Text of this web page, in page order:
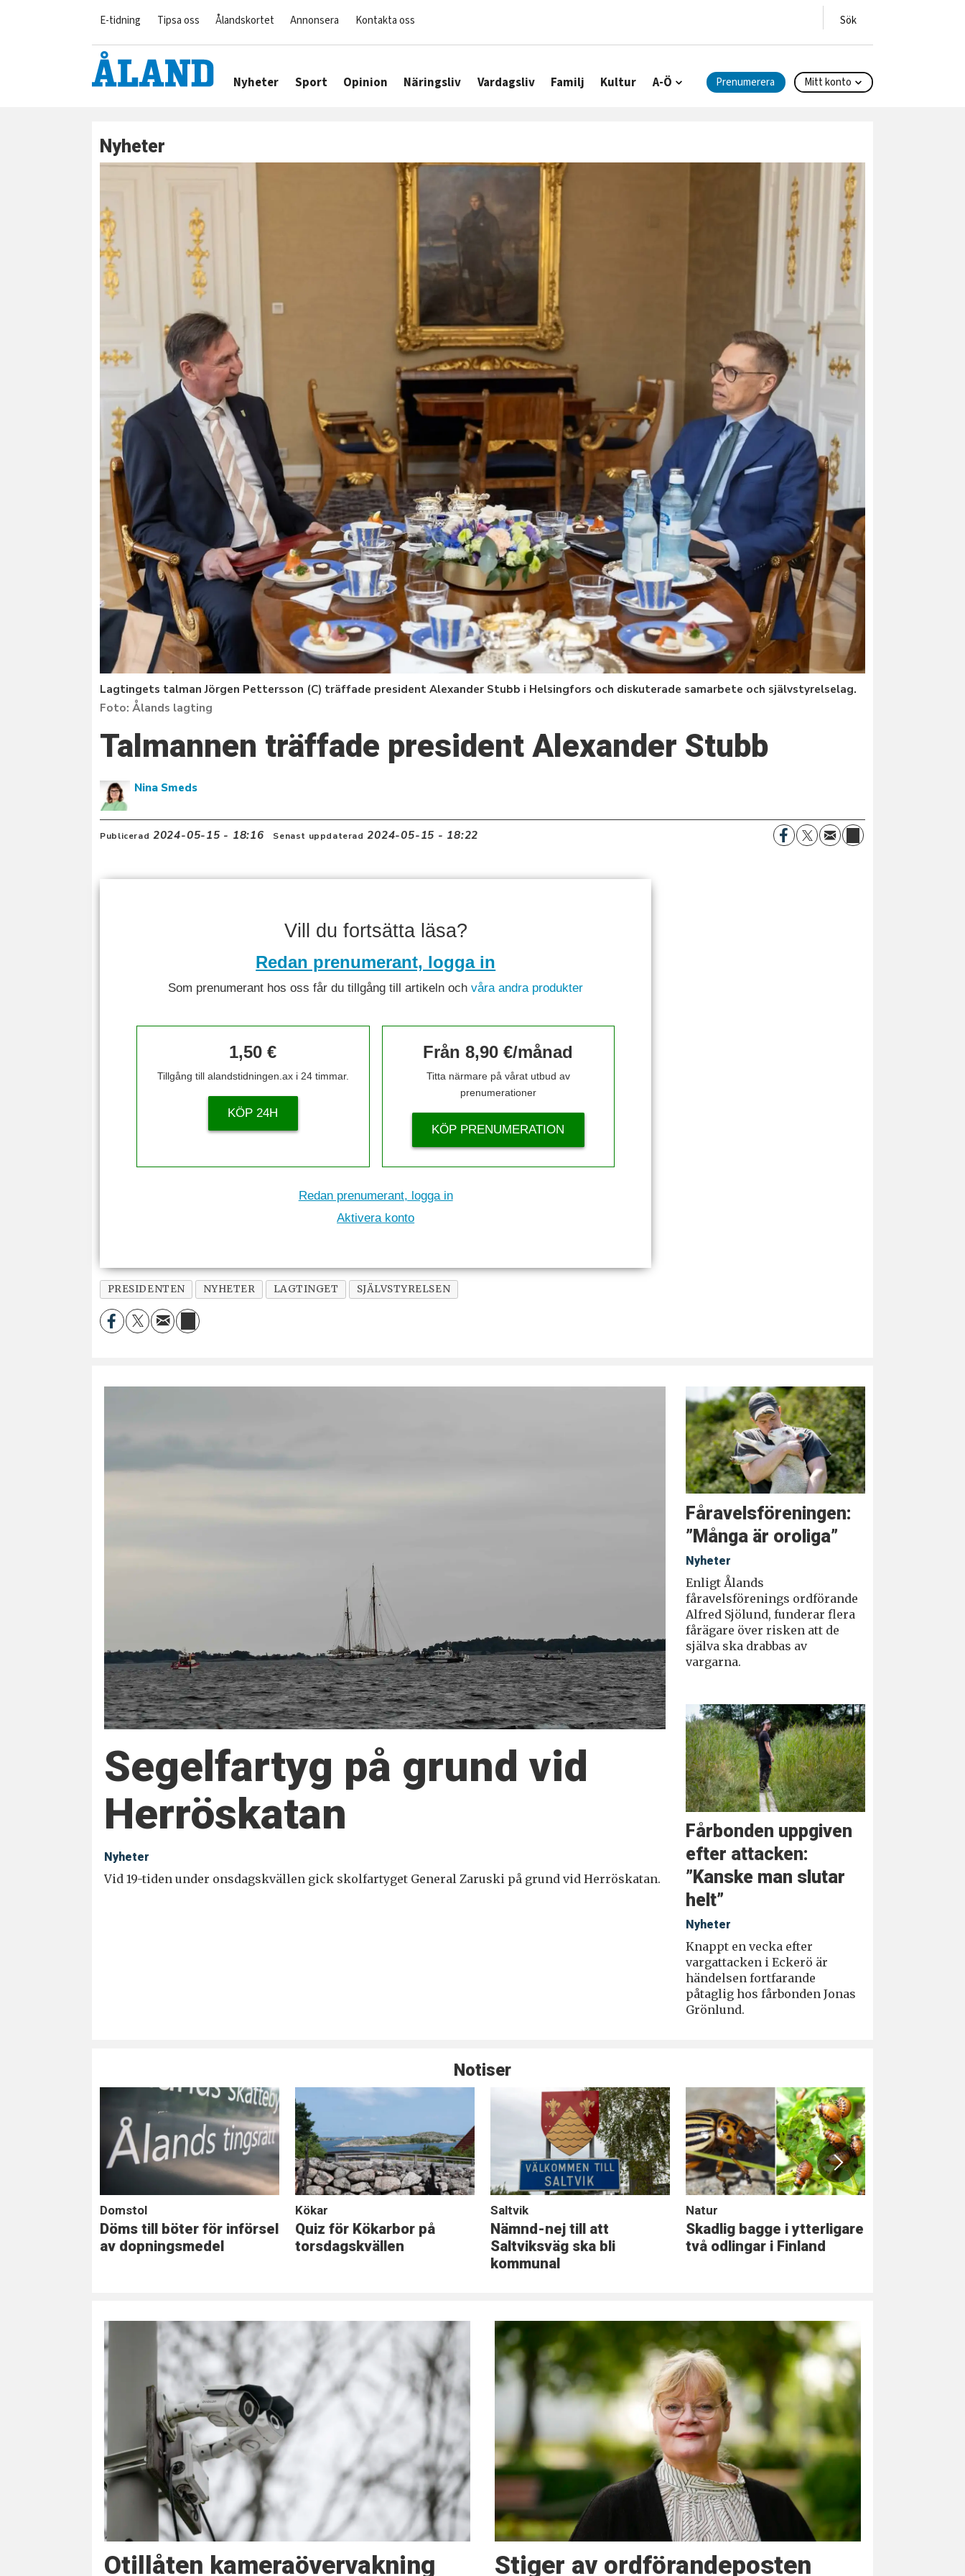
E-tidning Tipsa oss Ålandskortet Annonsera Kontakta oss
Nyheter Sport Opinion Näringsliv Vardagsliv Familj Kultur A-Ö Prenumerera Mitt konto
Nyheter
Lagtingets talman Jörgen Pettersson (C) träffade president Alexander Stubb i Helsingfors och diskuterade samarbete och självstyrelselag.
Ålands lagting
Talmannen träffade president Alexander Stubb
Nina Smeds
Publicerad 2024-05-15 - 18:16 Senast uppdaterad 2024-05-15 - 18:22
Vill du fortsätta läsa?
Redan prenumerant, logga in
Som prenumerant hos oss får du tillgång till artikeln ochvåra andra produkter
1,50 €
Tillgång till alandstidningen.ax i 24 timmar.
KÖP 24H
Från 8,90 €/månad
Titta närmare på vårat utbud av
prenumerationer
KÖP PRENUMERATION
Redan prenumerant, logga in
Aktivera konto
PRESIDENTEN NYHETER LAGTINGET SJÄLVSTYRELSEN
Segelfartyg på grund vid
Herröskatan
Nyheter
Vid 19-tiden under onsdagskvällen gick skolfartyget General Zaruski på grund vid Herröskatan.
Fåravelsföreningen:
”Många är oroliga”
Nyheter
Enligt Ålands
fåravelsförenings ordförande
Alfred Sjölund, funderar flera
fårägare över risken att de
själva ska drabbas av
vargarna.
Fårbonden uppgiven
efter attacken:
”Kanske man slutar
helt”
Nyheter
Knappt en vecka efter
vargattacken i Eckerö är
händelsen fortfarande
påtaglig hos fårbonden Jonas
Grönlund.
Notiser
Domstol
Döms till böter för införsel
av dopningsmedel
Kökar
Quiz för Kökarbor på
torsdagskvällen
Saltvik
Nämnd-nej till att
Saltviksväg ska bli
kommunal
Natur
Skadlig bagge i ytterligare
två odlingar i Finland
Otillåten kameraövervakning Stiger av ordförandeposten